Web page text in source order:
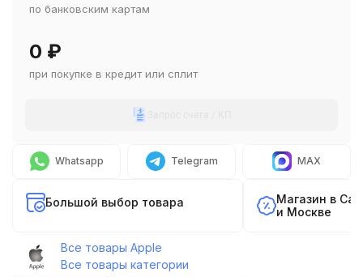
по банковским картам
0 ₽
при покупке в кредит или сплит
Whatsapp Telegram MAX
Большой выбор товара
Магазин в
и Москве
Все товары Apple
Все товары категории